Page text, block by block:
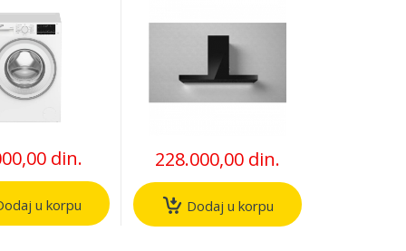
za pranje
din.
u korpu
228.000,00 din.
Dodaj u korpu